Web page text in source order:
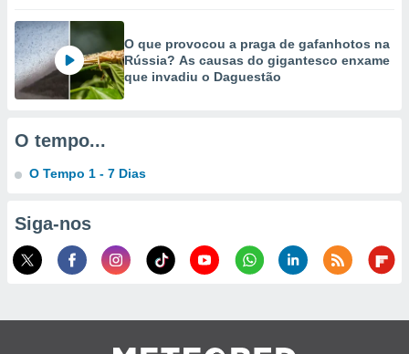
e
de
1199
O que provocou a praga de gafanhotos na
Rússia? As causas do gigantesco enxame
que invadiu o Daguestão
O tempo...
O Tempo 1 - 7 Dias
Siga-nos